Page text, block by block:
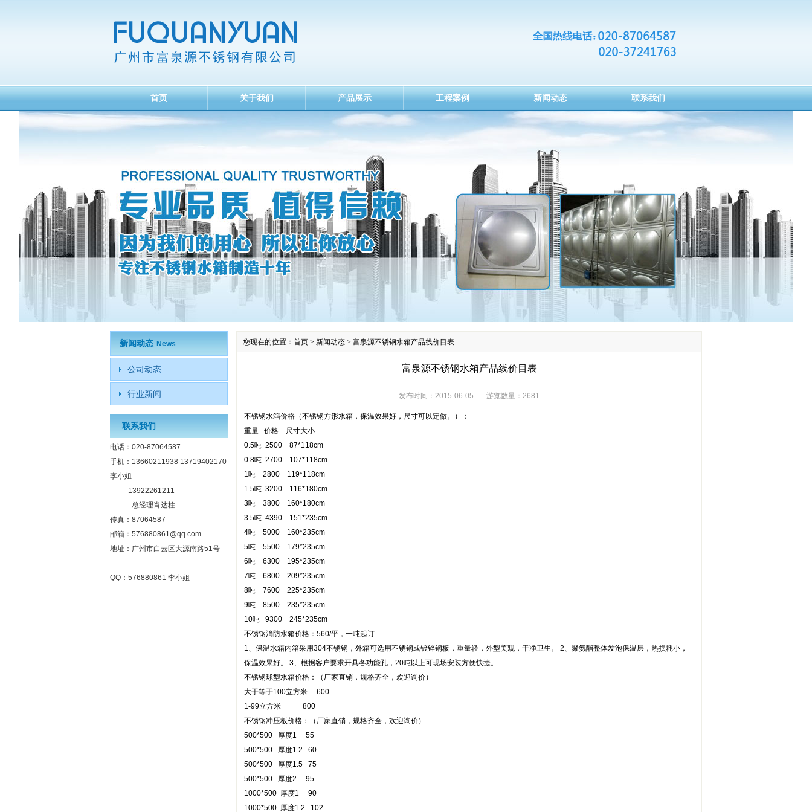
首页 关于我们 产品展示 工程案例 新闻动态 联系我们
您现在的位置： 首页 > 新闻动态 > 富泉源不锈钢水箱产品线价目表
富泉源不锈钢水箱产品线价目表
发布时间： 2015-06-05 游览数量： 2681
不锈钢水箱价格（不锈钢方形水箱，保温效果好，尺寸可以定做。）：
重量 价格 尺寸大小
0.5吨 2500 87*118cm
0.8吨 2700 107*118cm
1吨 2800 119*118cm
1.5吨 3200 116*180cm
3吨 3800 160*180cm
3.5吨 4390 151*235cm
4吨 5000 160*235cm
5吨 5500 179*235cm
6吨 6300 195*235cm
7吨 6800 209*235cm
8吨 7600 225*235cm
9吨 8500 235*235cm
10吨 9300 245*235cm
不锈钢消防水箱价格：560/平，一吨起订
1、保温水箱内箱采用304不锈钢，外箱可选用不锈钢或镀锌钢板，重量轻，外型美观，干净卫生。 2、聚氨酯整体发泡保温层，热损耗小，
保温效果好。 3、根据客户要求开具各功能孔，20吨以上可现场安装方便快捷。
不锈钢球型水箱价格：（厂家直销，规格齐全，欢迎询价）
大于等于100立方米 600
1-99立方米 800
不锈钢冲压板价格：（厂家直销，规格齐全，欢迎询价）
500*500 厚度1 55
500*500 厚度1.2 60
500*500 厚度1.5 75
500*500 厚度2 95
1000*500 厚度1 90
1000*500 厚度1.2 102
新闻动态 News
公司动态
行业新闻
联系我们
电话：020-87064587
手机：13660211938 13719402170
李小姐
13922261211
总经理肖达柱
传真：87064587
邮箱：576880861@qq.com
地址：广州市白云区大源南路51号
QQ：576880861 李小姐